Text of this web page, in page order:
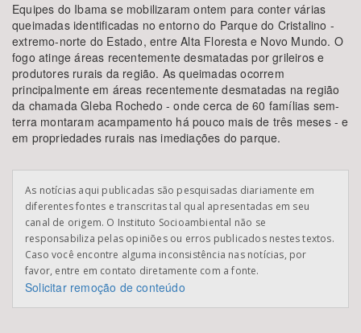
Área de Levantamento
Área Protegida
BUSCAR
Equipes do Ibama se mobilizaram ontem para conter várias
queimadas identificadas no entorno do Parque do Cristalino -
extremo-norte do Estado, entre Alta Floresta e Novo Mundo. O
fogo atinge áreas recentemente desmatadas por grileiros e
produtores rurais da região. As queimadas ocorrem
principalmente em áreas recentemente desmatadas na região
da chamada Gleba Rochedo - onde cerca de 60 famílias sem-
terra montaram acampamento há pouco mais de três meses - e
em propriedades rurais nas imediações do parque.
As notícias aqui publicadas são pesquisadas diariamente em
diferentes fontes e transcritas tal qual apresentadas em seu
canal de origem. O Instituto Socioambiental não se
responsabiliza pelas opiniões ou erros publicados nestes textos.
Caso você encontre alguma inconsistência nas notícias, por
favor, entre em contato diretamente com a fonte.
Solicitar remoção de conteúdo